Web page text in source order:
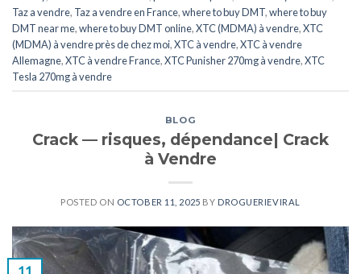
Taz a vendre, Taz a vendre en France,where to buy DMT,where to buy
DMT near me,where to buy DMT online,XTC (MDMA) à vendre,XTC
(MDMA) à vendre près de chez moi,XTC ​​​​​​​​​​​​​à vendre,XTC ​​​​​​​​​​​​​à vendre
Allemagne,XTC ​​​​​​​​​​​​​à vendre France,XTC Punisher 270mg à vendre,XTC
Tesla 270mg à vendre
BLOG
Crack — risques, dépendance| Crack
à Vendre
POSTED ON OCTOBER 11, 2025 BY DROGUERIEVIRAL
11